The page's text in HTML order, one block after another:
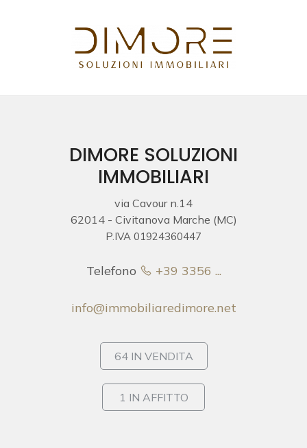
DIMORE SOLUZIONI
IMMOBILIARI
via Cavour n.14
62014 - Civitanova Marche (MC)
P.IVA 01924360447
Telefono +39 3356 ...
info@immobiliaredimore.net
64 IN VENDITA
1 IN AFFITTO
IMMOBILI
COSTRUZIONI